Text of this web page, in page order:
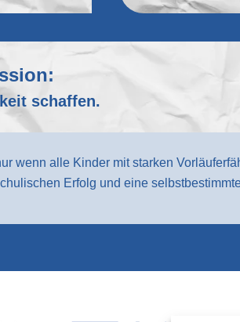
schaffen.
wenn alle Kinder mit starken
Erfolg und eine